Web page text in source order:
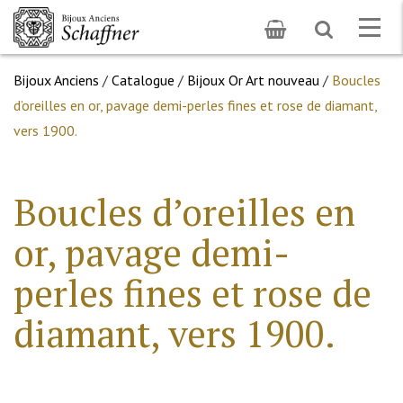
Toggle
search
Bijoux Anciens / Catalogue / Bijoux Or Art nouveau / Boucles
d’oreilles en or, pavage demi-perles fines et rose de diamant,
vers 1900.
Boucles d’oreilles en
or, pavage demi-
perles fines et rose de
diamant, vers 1900.